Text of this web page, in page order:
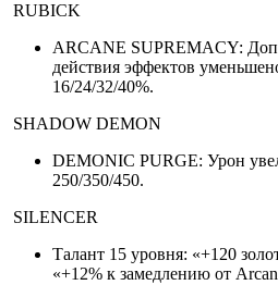
RUBICK
ARCANE SUPREMACY:
действия эффектов
16/24/32/40%.
SHADOW DEMON
DEMONIC PURGE: Урон
250/350/450.
SILENCER
Талант 15 уровня: «+120
«+12% к замедлению от